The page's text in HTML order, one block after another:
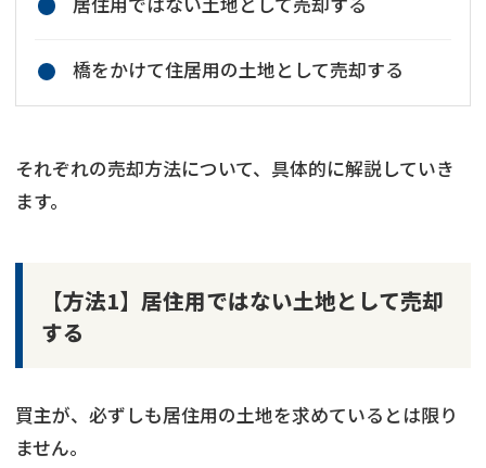
橋をかけて住居用の土地として売却する
それぞれの売却方法について、具体的に解説していき
ます。
【方法1】居住用ではない土地として売却
する
買主が、必ずしも居住用の土地を求めているとは限り
ません。